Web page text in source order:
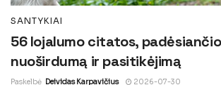
SANTYKIAI
56 lojalumo citatos,
nuoširdumą ir pasitikėjimą
Paskelbė Deividas Karpavičius 2026-07-30